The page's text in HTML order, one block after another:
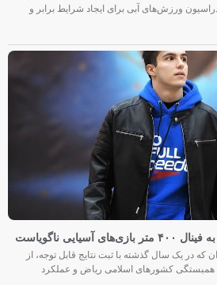
ورزش‌های آبی برای ایجاد شرایط برابر و
ناگویاست
که در یک سال گذشته با ثبت نتایج قابل توجه، از
کشورهای اسلامی ریاض و عملکرد